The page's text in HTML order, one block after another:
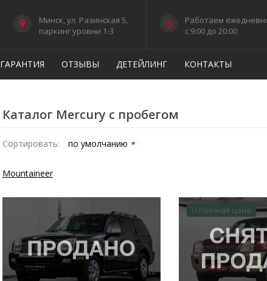
Минск, ул. Разинская 5,
паркинг уровни 1-3
Работаем
c 9:00 до 20:00
ГАРАНТИЯ ОТЗЫВЫ ДЕТЕЙЛИНГ КОНТАКТЫ
Каталог Mercury с пробегом
Сортировать:
Mountaineer
Отличная цена